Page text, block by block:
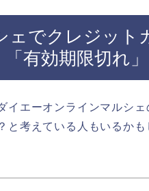
ェでクレジット
有効期限切れ」
エーオンラインマルシェ
と考えている人もいるか